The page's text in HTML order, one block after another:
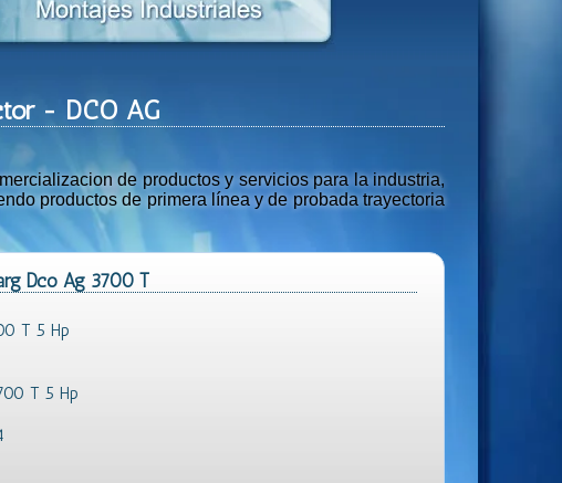
- DCO AG
de productos y servicios para la industria,
productos de primera línea y de probada trayectoria
Dco Ag 3700 T
T 5 Hp
T 5 Hp